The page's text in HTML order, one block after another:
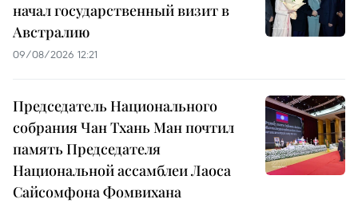
начал государственный визит в
Австралию
09/08/2026 12:21
Председатель Национального
собрания Чан Тхань Ман почтил
память Председателя
Национальной ассамблеи Лаоса
Сайсомфона Фомвихана